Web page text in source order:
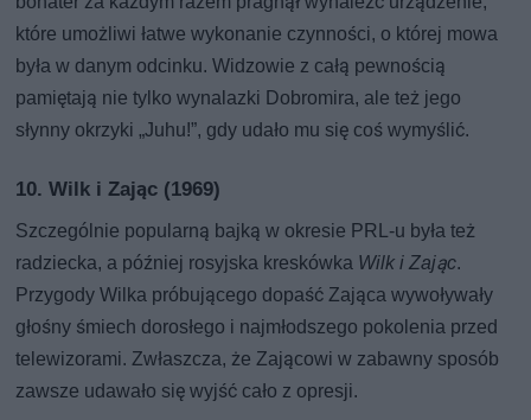
które umożliwi łatwe wykonanie czynności, o której mowa
była w danym odcinku. Widzowie z całą pewnością
pamiętają nie tylko wynalazki Dobromira, ale też jego
słynny okrzyki „Juhu!”, gdy udało mu się coś wymyślić.
10. Wilk i Zając (1969)
Szczególnie popularną bajką w okresie PRL-u była też
radziecka, a później rosyjska kreskówka Wilk i Zając.
Przygody Wilka próbującego dopaść Zająca wywoływały
głośny śmiech dorosłego i najmłodszego pokolenia przed
telewizorami. Zwłaszcza, że Zającowi w zabawny sposób
zawsze udawało się wyjść cało z opresji.